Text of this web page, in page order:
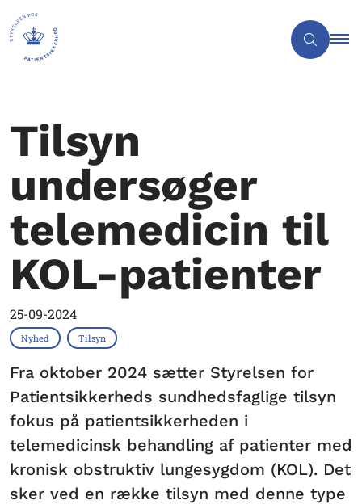
Tilsyn
undersøger
telemedicin til
KOL-patienter
25-09-2024
Nyhed Tilsyn
Fra oktober 2024 sætter Styrelsen for
Patientsikkerheds sundhedsfaglige tilsyn
fokus på patientsikkerheden i
telemedicinsk behandling af patienter med
kronisk obstruktiv lungesygdom (KOL). Det
sker ved en række tilsyn med denne type